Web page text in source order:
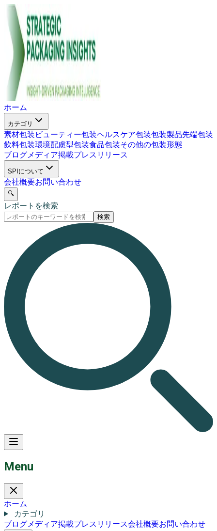
ホーム
カテゴリ
素材包装 ビューティー包装ヘルスケア包装包装製品先端包装
飲料包装環境配慮型包装食品包装その他の包装形態
ブログメディア掲載プレスリリース
SPIについて
会社概要お問い合わせ
🔍
レポートを検索
検索
Menu
ホーム
カテゴリ
ブログメディア掲載プレスリリース会社概要お問い合わせ